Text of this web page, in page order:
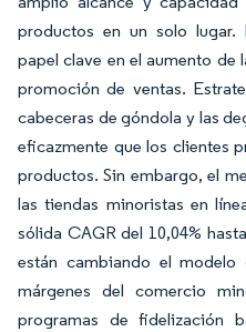
productos en un solo lugar.
papel clave en el aumento de
promoción de ventas.
cabeceras de góndola y las
eficazmente que los clientes
productos. Sin embargo, el
las tiendas minoristas en
sólida CAGR del 10,04%
están cambiando el
márgenes del comercio
programas de fidelización